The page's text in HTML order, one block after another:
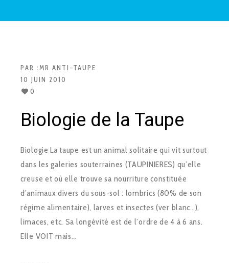
PAR :MR ANTI-TAUPE
10 JUIN 2010
0
Biologie de la Taupe
Biologie La taupe est un animal solitaire qui vit surtout
dans les galeries souterraines (TAUPINIERES) qu’elle
creuse et où elle trouve sa nourriture constituée
d’animaux divers du sous-sol : lombrics (80% de son
régime alimentaire), larves et insectes (ver blanc…),
limaces, etc. Sa longévité est de l’ordre de 4 à 6 ans.
Elle VOIT mais…